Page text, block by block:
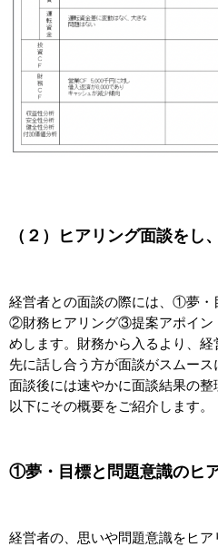
（２）ヒアリング面談をし
経営者との面談の際には、①夢・
②財務ヒアリング③提案アポイン
めします。財務から入るより、
先に話し合う方が面談がスムー
面談後には速やかに面談結果の整
以下にその概要をご紹介します。
①夢・目標と問題意識のヒ
経営者の、思いや問題意識をヒア